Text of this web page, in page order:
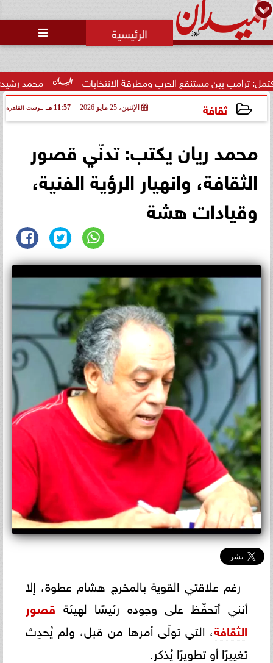

محمد رشيدي: لقاء الرئيس السيسي ومطرقة الانتخابات
ثقافة الإثنين، 25 مايو 2026 11:57 مـ بتوقيت القاهرة
محمد ريان يكتب: تدنّي قصور
الثقافة، وانهيار الرؤية الفنية،
وقيادات هشة
رغم علاقتي القوية بالمخرج هشام عطوة، إلا
أنني أتحفّظ على وجوده رئيسًا لهيئة قصور
الثقافة، التي تولّى أمرها من قبل، ولم يُحدِث
تغييرًا أو تطويرًا يُذكر.
محاولات لإخفاء المقاعد عن أعضاء
الجمعية العمومية خلال الإفطار